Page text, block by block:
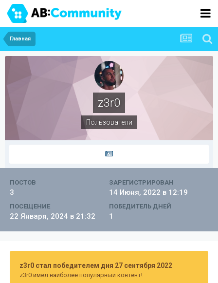
Главная
z3r0
Пользователи
ПОСТОВ
3
ЗАРЕГИСТРИРОВАН
14 Июня, 2022 в 12:19
ПОСЕЩЕНИЕ
22 Января, 2024 в 21:32
ПОБЕДИТЕЛЬ ДНЕЙ
1
z3r0 стал победителем дня 27 сентября 2022
z3r0 имел наиболее популярный контент!